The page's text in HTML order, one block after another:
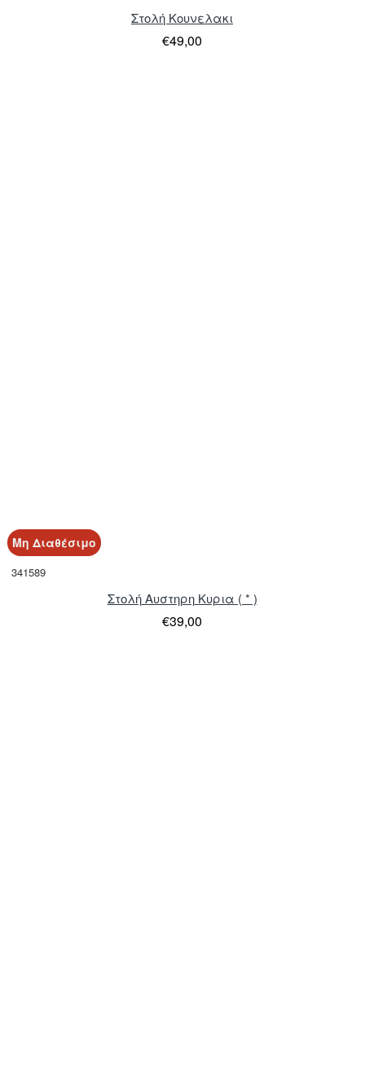
Στολή Κουνελακι
€49,00
Μη Διαθέσιμο
341589
Στολή Αυστηρη Κυρια ( * )
€39,00